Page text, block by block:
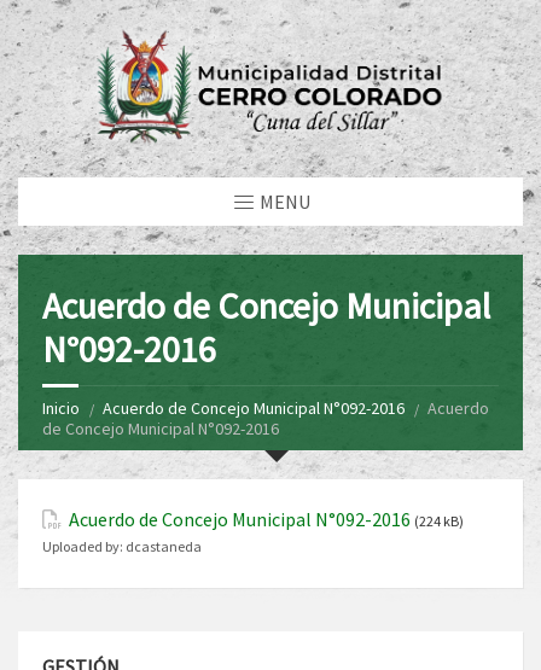
MENU
Acuerdo de Concejo Municipal
N°092-2016
Inicio Acuerdo de Concejo Municipal N°092-2016
Acuerdo
de Concejo Municipal N°092-2016
Acuerdo de Concejo Municipal N°092-2016 (224 kB)
Uploaded by: dcastaneda